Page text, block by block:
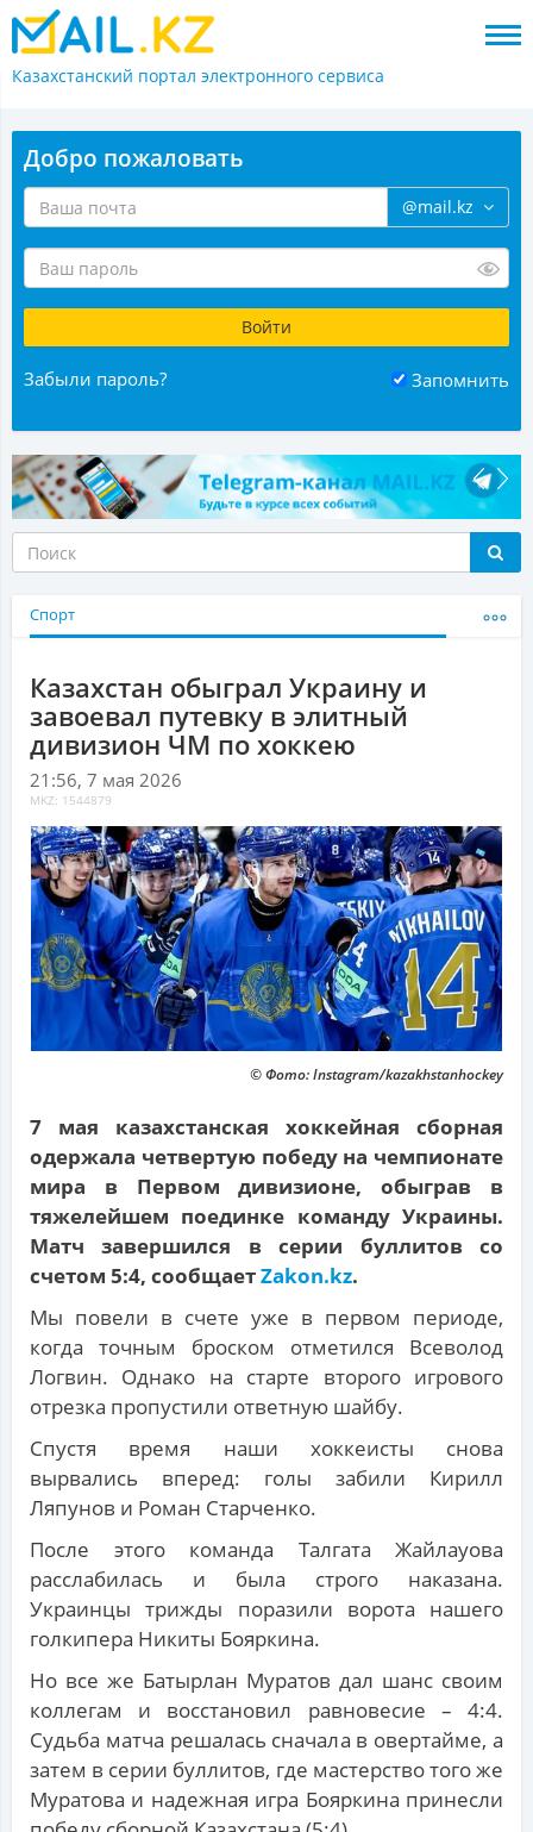
Казахстанский портал электронного сервиса
Добро пожаловать
@mail.kz
Забыли пароль? Запомнить
Спорт
Казахстан обыграл Украину и
завоевал путевку в элитный
дивизион ЧМ по хоккею
21:56, 7 мая 2026
MKZ: 1544879
© Фото: Instagram/kazakhstanhockey
7 мая казахстанская хоккейная сборная
одержала четвертую победу на чемпионате
мира в Первом дивизионе, обыграв в
тяжелейшем поединке команду Украины.
Матч завершился в серии буллитов со
счетом 5:4, сообщаетZakon.kz.
Мы повели в счете уже в первом периоде,
когда точным броском отметился Всеволод
Логвин. Однако на старте второго игрового
отрезка пропустили ответную шайбу.
Спустя время наши хоккеисты снова
вырвались вперед: голы забили Кирилл
Ляпунов и Роман Старченко.
После этого команда Талгата Жайлауова
расслабилась и была строго наказана.
Украинцы трижды поразили ворота нашего
голкипера Никиты Бояркина.
Но все же Батырлан Муратов дал шанс своим
коллегам и восстановил равновесие – 4:4.
Судьба матча решалась сначала в овертайме, а
затем в серии буллитов, где мастерство того же
Муратова и надежная игра Бояркина принесли